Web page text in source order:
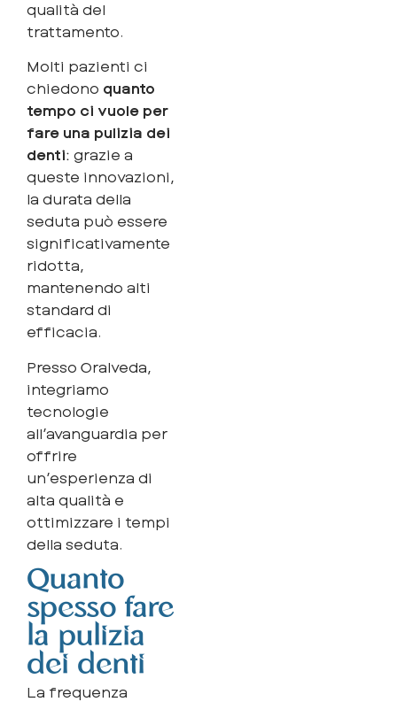
qualità del
trattamento.
Molti pazienti ci
chiedono quanto
tempo ci vuole per
fare una pulizia dei
denti: grazie a
queste innovazioni,
la durata della
seduta può essere
significativamente
ridotta,
mantenendo alti
standard di
efficacia.
Presso Oralveda,
integriamo
tecnologie
all’avanguardia per
offrire
un’esperienza di
alta qualità e
ottimizzare i tempi
della seduta.
Quanto
spesso fare
la pulizia
dei denti
La frequenza